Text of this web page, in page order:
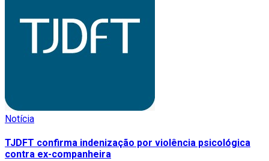
Notícia
TJDFT confirma indenização por violência psicológica
contra ex-companheira